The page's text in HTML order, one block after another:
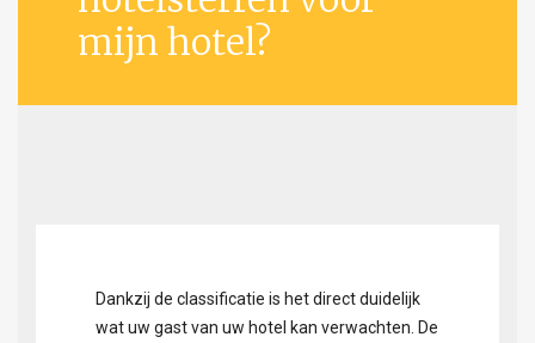
mijn hotel?
Dankzij de classificatie is het direct duidelijk
wat uw gast van uw hotel kan verwachten. De